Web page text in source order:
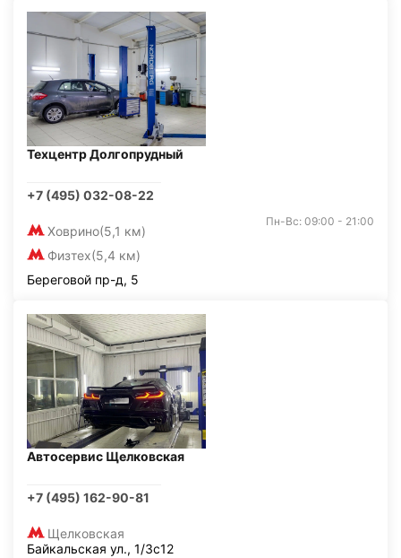
Техцентр Долгопрудный
+7 (495) 032-08-22
Ховрино(5,1 км)
Физтех(5,4 км)
Пн-Вс: 09:00 - 21:00
Береговой пр-д, 5
Автосервис Щелковская
+7 (495) 162-90-81
Щелковская
Байкальская ул., 1/3с12